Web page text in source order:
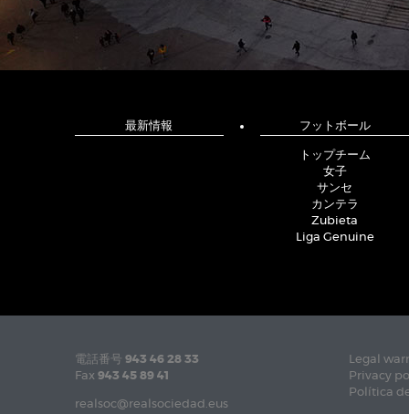
最新情報 フットボール
トップチーム
女子
サンセ
カンテラ
Zubieta
Liga Genuine
電話番号 943 46 28 33
Fax 943 45 89 41
realsoc@realsociedad.eus
Legal
Privacy
Política